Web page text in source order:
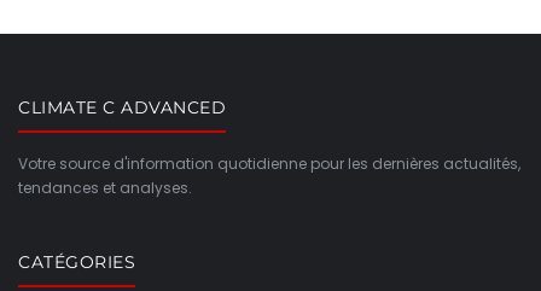
CLIMATE C ADVANCED
Votre source d'information quotidienne pour les dernières actualités,
tendances et analyses.
CATÉGORIES